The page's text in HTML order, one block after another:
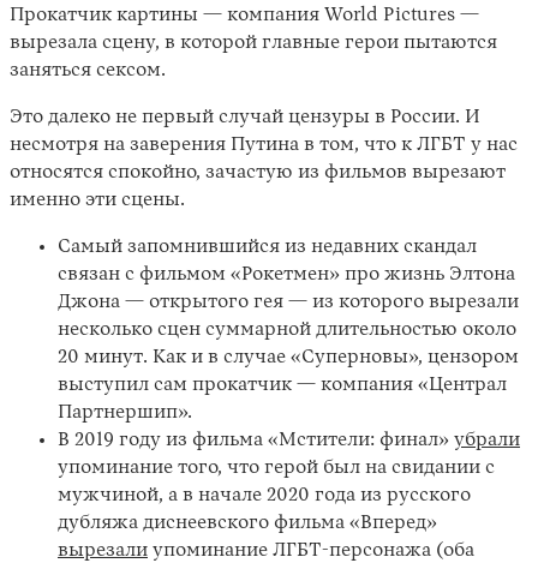
Прокатчик картины — компания World Pictures —
вырезала сцену, в которой главные герои пытаются
заняться сексом.
Это далеко не первый случай цензуры в России. И
несмотря на заверения Путина в том, что к ЛГБТ у нас
относятся спокойно, зачастую из фильмов вырезают
именно эти сцены.
Самый запомнившийся из недавних скандал
связан с фильмом «Рокетмен» про жизнь Элтона
Джона — открытого гея — из которого вырезали
несколько сцен суммарной длительностью около
20 минут. Как и в случае «Суперновы», цензором
выступил сам прокатчик — компания «Централ
Партнершип».
В 2019 году из фильма «Мстители: финал» убрали
упоминание того, что герой был на свидании с
мужчиной, а в начале 2020 года из русского
дубляжа диснеевского фильма «Вперед»
вырезали упоминание ЛГБТ-персонажа (оба